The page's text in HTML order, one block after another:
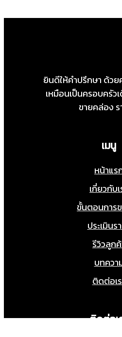
ยินดีให้คำปรึกษา ด้วย
เหมือนเป็นครอบครัว
ขายคล่อง
เมนู
หน้าแร
เกี่ยวกับเ
ขั้นตอนการ
ประเมินร
รีวิวลูก
บทควา
ติดต่อเ
ติดต่อเ